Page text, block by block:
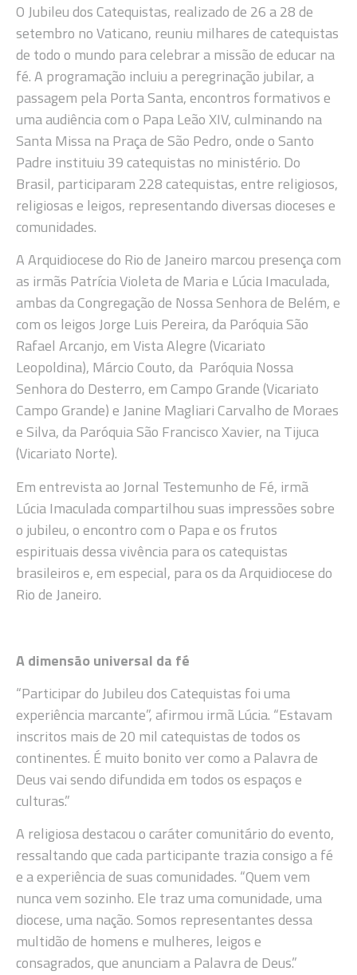
O Jubileu dos Catequistas, realizado de 26 a 28 de
setembro no Vaticano, reuniu milhares de catequistas
de todo o mundo para celebrar a missão de educar na
fé. A programação incluiu a peregrinação jubilar, a
passagem pela Porta Santa, encontros formativos e
uma audiência com o Papa Leão XIV, culminando na
Santa Missa na Praça de São Pedro, onde o Santo
Padre instituiu 39 catequistas no ministério. Do
Brasil, participaram 228 catequistas, entre religiosos,
religiosas e leigos, representando diversas dioceses e
comunidades.
A Arquidiocese do Rio de Janeiro marcou presença com
as irmãs Patrícia Violeta de Maria e Lúcia Imaculada,
ambas da Congregação de Nossa Senhora de Belém, e
com os leigos Jorge Luis Pereira, da Paróquia São
Rafael Arcanjo, em Vista Alegre (Vicariato
Leopoldina), Márcio Couto, da Paróquia Nossa
Senhora do Desterro, em Campo Grande (Vicariato
Campo Grande) e Janine Magliari Carvalho de Moraes
e Silva, da Paróquia São Francisco Xavier, na Tijuca
(Vicariato Norte).
Em entrevista ao Jornal Testemunho de Fé, irmã
Lúcia Imaculada compartilhou suas impressões sobre
o jubileu, o encontro com o Papa e os frutos
espirituais dessa vivência para os catequistas
brasileiros e, em especial, para os da Arquidiocese do
Rio de Janeiro.
A dimensão universal da fé
“Participar do Jubileu dos Catequistas foi uma
experiência marcante”, afirmou irmã Lúcia. “Estavam
inscritos mais de 20 mil catequistas de todos os
continentes. É muito bonito ver como a Palavra de
Deus vai sendo difundida em todos os espaços e
culturas.”
A religiosa destacou o caráter comunitário do evento,
ressaltando que cada participante trazia consigo a fé
e a experiência de suas comunidades. “Quem vem
nunca vem sozinho. Ele traz uma comunidade, uma
diocese, uma nação. Somos representantes dessa
multidão de homens e mulheres, leigos e
consagrados, que anunciam a Palavra de Deus.”